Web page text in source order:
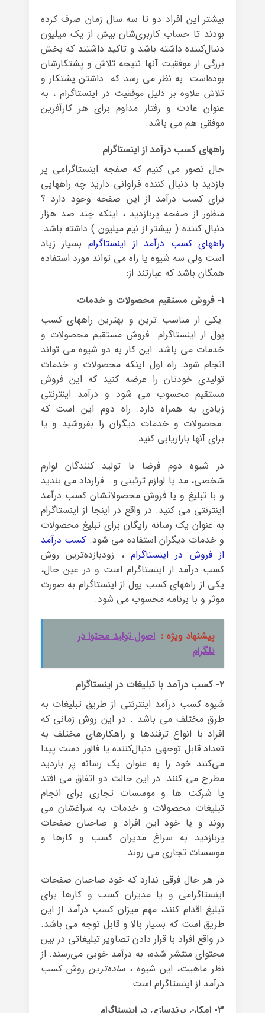
بیشتر این افراد دو تا سه سال زمان صرف کرده
بودند تا حساب کاربری‌شان بیش از یک میلیون
دنبال‌کننده داشته باشد و تاکید داشتند که بخش
بزرگی از موفقیت آنها نتیجه تلاش و پشتکارشان
بوده‌است. به نظر می رسد که داشتن پشتکار و
تلاش علاوه بر دلیل موفقیت در اینستاگرام ، به
عنوان عادت و رفتار مداوم برای هر کارآفرین
موفقی هم می باشد.
راههای کسب درآمد از اینستاگرام
حال تصور می کنیم که صفجه اینستاگرامی پر
بازدید با دنبال کننده فراوانی دارید چه راههایی
برای کسب درآمد از این صفحه وجود دارد ؟
منظور از صفحه پربازدید ، اینکه چند صد هزار
دنبال کننده ( بیشتر از نیم میلیون ) داشته باشد.
راههای کسب درآمد از اینستاگرام بسیار زیاد
است ولی سه شیوه یا راه می تواند مورد استفاده
همگان باشد که عبارتند از:
۱- فروش مستقیم محصولات و خدمات
یکی از مناسب ترین و بهترین راههای کسب
پول از اینستاگرام فروش مستقیم محصولات و
خدمات می باشد. این کار به دو شیوه می تواند
انجام شود: راه اول اینکه محصولات و خدمات
تولیدی خودتان را عرضه کنید که این فروش
مستقیم محسوب می شود و درآمد اینترنتی
زیادی به همراه دارد. راه دوم این است که
محصولات و خدمات دیگران را بفروشید و یا
برای آنها بازاریابی کنید.
در شیوه دوم فرضا با تولید کنندگان لوازم
شخصی، مد یا لوازم تزئینی و… قرارداد می بندید
و با تبلیغ و یا فروش محصولاتشان کسب درآمد
اینترنتی می کنید. در واقع در اینجا از اینستاگرام
به عنوان یک رسانه رایگان برای تبلیغ محصولات
و خدمات دیگران استفاده می شود. کسب درآمد
از فروش در اینستاگرام، زودبازده‌ترین روش
کسب درآمد از اینستاگرام است و در عین حال،
یکی از راههای کسب پول از اینستاگرام به صورت
موثر و با برنامه محسوب می شود.
پیشنهاد ویژه : اصول تولید محتوا در
تلگرام
۲- کسب درآمد با تبلیغات در اینستاگرام
شیوه کسب درآمد اینترنتی از طریق تبلیغات به
طرق مختلف می باشد . در این روش زمانی که
افراد با انواع ترفندها و راهکارهای مختلف به
تعداد قابل توجهی دنبال‌کننده یا فالور دست پیدا
می‌کنند خود را به عنوان یک رسانه پر بازدید
مطرح می کنند. در این حالت دو اتفاق می افتد
یا شرکت ها و موسسات تجاری برای انجام
تبلیغات محصولات و خدمات به سراغشان می
روند و یا خود این افراد و صاحبان صفحات
پربازدید به سراغ مدیران کسب و کارها و
موسسات تجاری می روند.
در هر حال فرقی ندارد که خود صاحبان صفحات
اینستاگرامی و یا مدیران کسب و کارها برای
تبلیغ اقدام کنند، مهم میزان کسب درآمد از این
طریق است که بسیار بالا و قابل توجه می باشد.
در واقع افراد با قرار دادن تصاویر تبلیغاتی در بین
محتوای منتشر شده، به درآمد خوبی می‌رسند. از
نظر ماهیت، این شیوه ،ساده‌ترین روش کسب
درآمد از اینستاگرام است.